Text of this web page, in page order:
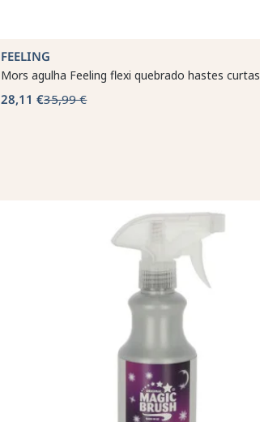
FEELING
Mors agulha Feeling flexi quebrado hastes curtas
28,11 €35,99 €